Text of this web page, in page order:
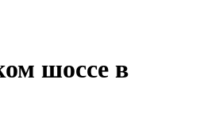
шоссе в